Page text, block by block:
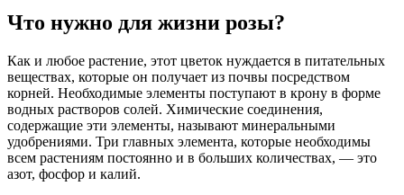
Что нужно для жизни розы?
Как и любое растение, этот цветок нуждается в питательных
веществах, которые он получает из почвы посредством
корней. Необходимые элементы поступают в крону в форме
водных растворов солей. Химические соединения,
содержащие эти элементы, называют минеральными
удобрениями. Три главных элемента, которые необходимы
всем растениям постоянно и в больших количествах, — это
азот, фосфор и калий.